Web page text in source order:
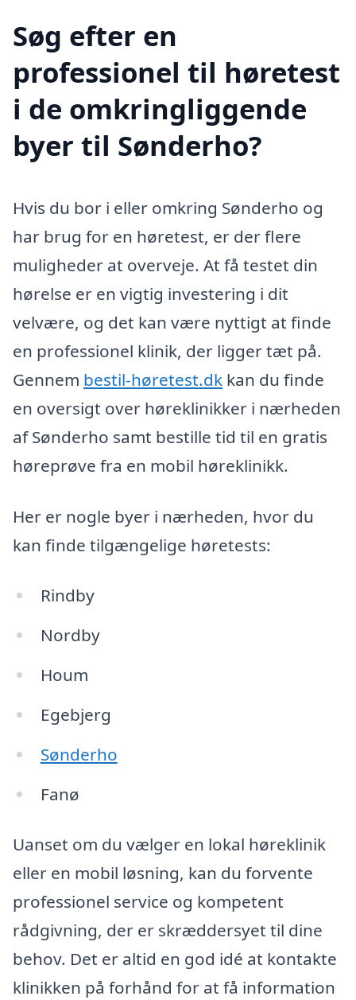
Søg efter en
professionel til høretest
i de omkringliggende
byer til Sønderho?
Hvis du bor i eller omkring Sønderho og
har brug for en høretest, er der flere
muligheder at overveje. At få testet din
hørelse er en vigtig investering i dit
velvære, og det kan være nyttigt at finde
en professionel klinik, der ligger tæt på.
Gennem bestil-høretest.dk kan du finde
en oversigt over høreklinikker i nærheden
af Sønderho samt bestille tid til en gratis
høreprøve fra en mobil høreklinikk.
Her er nogle byer i nærheden, hvor du
kan finde tilgængelige høretests:
Rindby
Nordby
Houm
Egebjerg
Sønderho
Fanø
Uanset om du vælger en lokal høreklinik
eller en mobil løsning, kan du forvente
professionel service og kompetent
rådgivning, der er skræddersyet til dine
behov. Det er altid en god idé at kontakte
klinikken på forhånd for at få information